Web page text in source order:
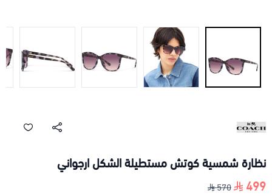
نظارة شمسية كوتش مستطيلة الشكل ارجواني
499
570